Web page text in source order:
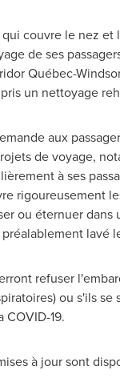
couvre le nez
de ses
Québec-Windsor
un nettoyage
aux
de voyage,
à ses
rigoureusement
ou éternuer
lavé
refuser
ou s'ils se
COVID-19.
à jour sont